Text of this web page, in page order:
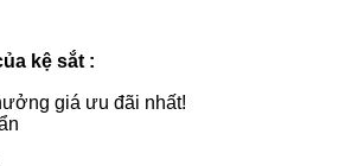
kệ sắt :
giá ưu đãi nhất!